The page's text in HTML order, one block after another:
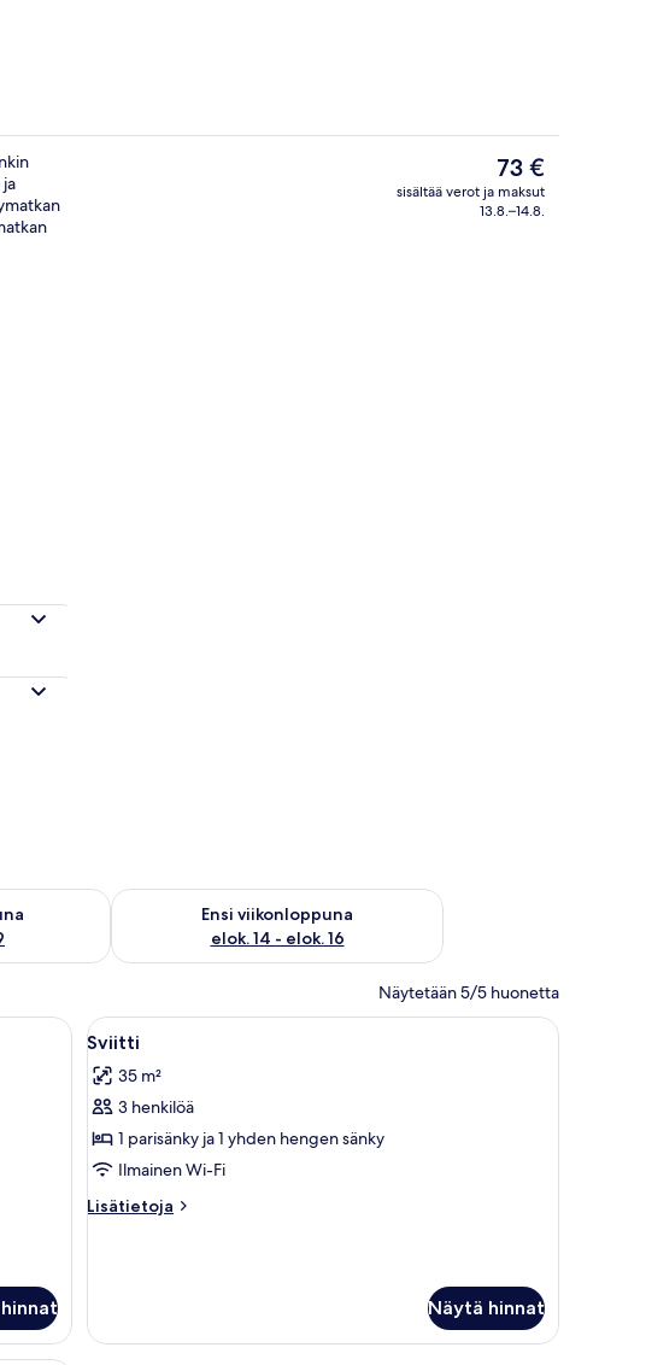
Portaikko
Nykyinen
hinta
on
73 €
sisältää verot ja maksut
13.8.–14.8.
elok. 7 - elok. 9
Ensi viikonloppuna
elok. 14 - elok. 16
Tarkista ensi viikonlopun saatavuus elok. 14 - elok. 16
Näytetään 5/5 huonetta
sänky, televisio, lipasto ja peili.
Avaa
kaikki
huonetyypin
Sviitti
kuvat
Hotellihuone, jossa on sänky, kaksi tuolia,
5
Sviitti
35 m²
3 henkilöä
1 parisänky ja 1 yhden hengen sänky
Ilmainen Wi-Fi
Lisätietoja
Lisätietoja
Näytä hinnat